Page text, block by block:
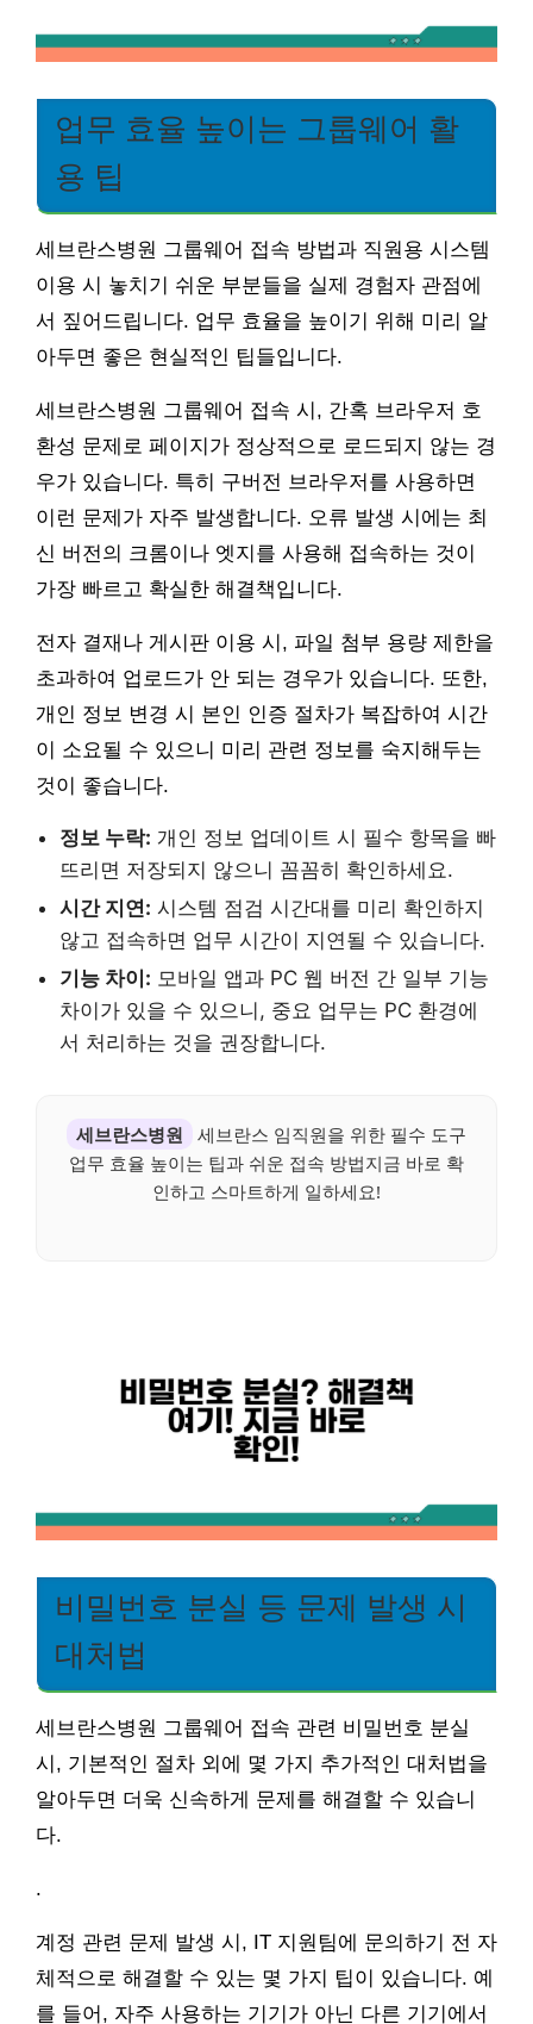
업무 효율 높이는 그룹웨어 활
용 팁
세브란스병원 그룹웨어 접속 방법과 직원용 시스템
이용 시 놓치기 쉬운 부분들을 실제 경험자 관점에
서 짚어드립니다. 업무 효율을 높이기 위해 미리 알
아두면 좋은 현실적인 팁들입니다.
세브란스병원 그룹웨어 접속 시, 간혹 브라우저 호
환성 문제로 페이지가 정상적으로 로드되지 않는 경
우가 있습니다. 특히 구버전 브라우저를 사용하면
이런 문제가 자주 발생합니다. 오류 발생 시에는 최
신 버전의 크롬이나 엣지를 사용해 접속하는 것이
가장 빠르고 확실한 해결책입니다.
전자 결재나 게시판 이용 시, 파일 첨부 용량 제한을
초과하여 업로드가 안 되는 경우가 있습니다. 또한,
개인 정보 변경 시 본인 인증 절차가 복잡하여 시간
이 소요될 수 있으니 미리 관련 정보를 숙지해두는
것이 좋습니다.
정보 누락: 개인 정보 업데이트 시 필수 항목을 빠
뜨리면 저장되지 않으니 꼼꼼히 확인하세요.
시간 지연: 시스템 점검 시간대를 미리 확인하지
않고 접속하면 업무 시간이 지연될 수 있습니다.
기능 차이: 모바일 앱과 PC 웹 버전 간 일부 기능
차이가 있을 수 있으니, 중요 업무는 PC 환경에
서 처리하는 것을 권장합니다.
세브란스병원
세브란스 임직원을 위한 필수 도구
업무 효율 높이는 팁과 쉬운 접속 방법지금 바로 확
인하고 스마트하게 일하세요!
비밀번호 분실 등 문제 발생 시
대처법
세브란스병원 그룹웨어 접속 관련 비밀번호 분실
시, 기본적인 절차 외에 몇 가지 추가적인 대처법을
알아두면 더욱 신속하게 문제를 해결할 수 있습니
다.
.
계정 관련 문제 발생 시, IT 지원팀에 문의하기 전 자
체적으로 해결할 수 있는 몇 가지 팁이 있습니다. 예
를 들어, 자주 사용하는 기기가 아닌 다른 기기에서